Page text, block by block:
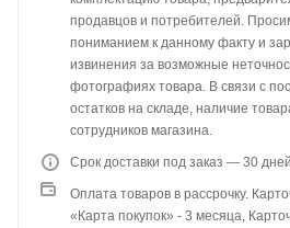
продавцов и потребителей.
пониманием к данному факту и
извинения за возможные
фотографиях товара. В связи с
остатков на складе, наличие
сотрудников магазина.
Срок доставки под заказ — 30 дней
Оплата товаров в рассрочку.
«Карта покупок» - 3 месяца,